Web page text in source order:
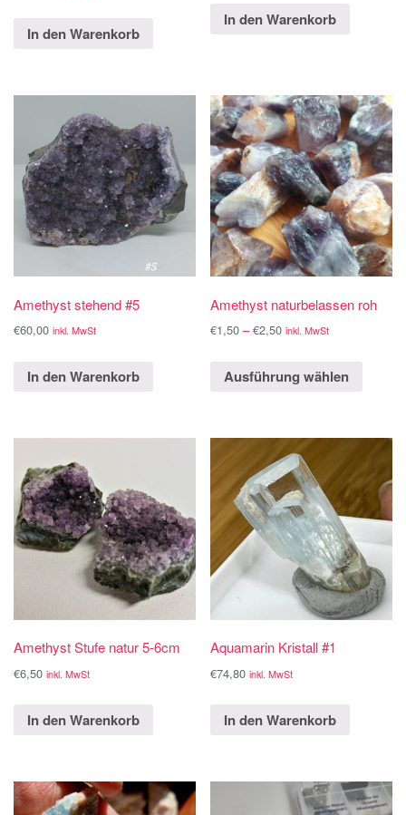
In den Warenkorb
In den Warenkorb
Amethyst stehend #5
€60,00 inkl. MwSt
In den Warenkorb
Amethyst naturbelassen roh
€1,50 –€2,50 inkl. MwSt
Ausführung wählen
Amethyst Stufe natur 5-6cm
€6,50 inkl. MwSt
In den Warenkorb
Aquamarin Kristall #1
€74,80 inkl. MwSt
In den Warenkorb